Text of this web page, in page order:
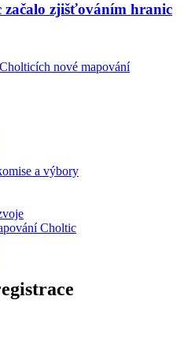
začalo zjišťováním hranic
nové mapování
a výbory
Choltic